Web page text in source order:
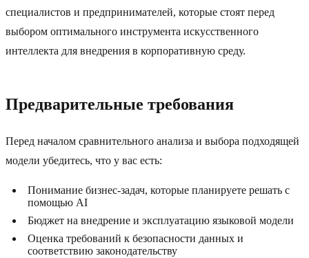
специалистов и предпринимателей, которые стоят перед
выбором оптимального инструмента искусственного
интеллекта для внедрения в корпоративную среду.
Предварительные требования
Перед началом сравнительного анализа и выбора подходящей
модели убедитесь, что у вас есть:
Понимание бизнес-задач, которые планируете решать с
помощью AI
Бюджет на внедрение и эксплуатацию языковой модели
Оценка требований к безопасности данных и
соответствию законодательству